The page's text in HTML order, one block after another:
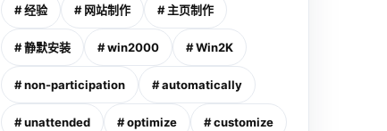
# 经验 # 网站制作 # 主页制作
# 静默安装 # win2000 # Win2K
# non-participation # automatically
# unattended # optimize # customize